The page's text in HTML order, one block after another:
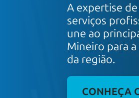
A expertise
serviços
une ao
Mineiro para
da região.
CONHEÇA